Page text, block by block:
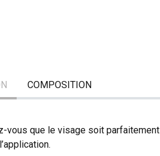
COMPOSITION
vous que le visage soit parfaitement